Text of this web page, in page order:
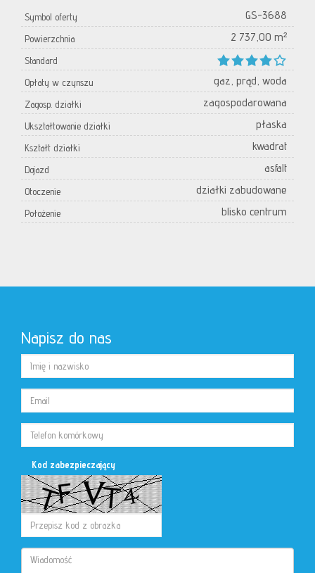
Symbol oferty GS-3688
Powierzchnia 2 737,00 m²
Standard
Opłaty w czynszu
gaz, prąd, woda
Zagosp. działki zagospodarowana
Ukształtowanie działki płaska
Kształt działki kwadrat
Dojazd asfalt
Otoczenie działki zabudowane
Położenie blisko centrum
Napisz do nas
Kod zabezpieczający